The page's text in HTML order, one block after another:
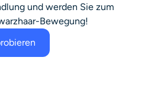
und werden Sie zum
Bewegung!